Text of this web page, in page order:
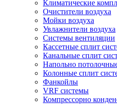
Климатические
Очистители воздуха
Мойки воздуха
Увлажнители воздуха
Системы вентиляции
Кассетные сплит
Канальные сплит
Напольно
Колонные сплит
Фанкойлы
VRF системы
Компрессорно